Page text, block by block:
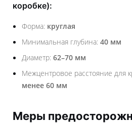
коробке):
Форма: круглая
Минимальная глубина: 40 мм
Диаметр: 62–70 мм
Межцентровое расстояние для
менее 60 мм
Меры